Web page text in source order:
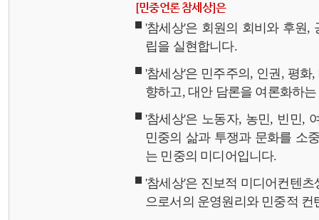
[민중언론 참세상]은
'참세상'은 회원의 회비와 후원,
립을 실현합니다.
'참세상'은 민주주의, 인권, 평
향하고, 대안 담론을 여론화하
'참세상'은 노동자, 농민, 빈민,
민중의 삶과 투쟁과 문화를 소
는 민중의 미디어입니다.
'참세상'은 진보적 미디어컨텐
으로서의 운영원리와 민중적